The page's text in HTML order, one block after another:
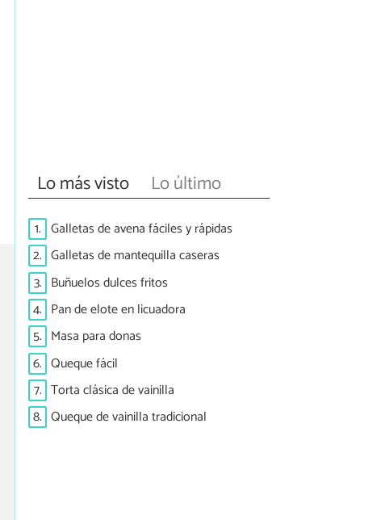
Lo más visto Lo último
1. Galletas de avena fáciles y rápidas
2. Galletas de mantequilla caseras
3. Buñuelos dulces fritos
4. Pan de elote en licuadora
5. Masa para donas
6. Queque fácil
7. Torta clásica de vainilla
8. Queque de vainilla tradicional